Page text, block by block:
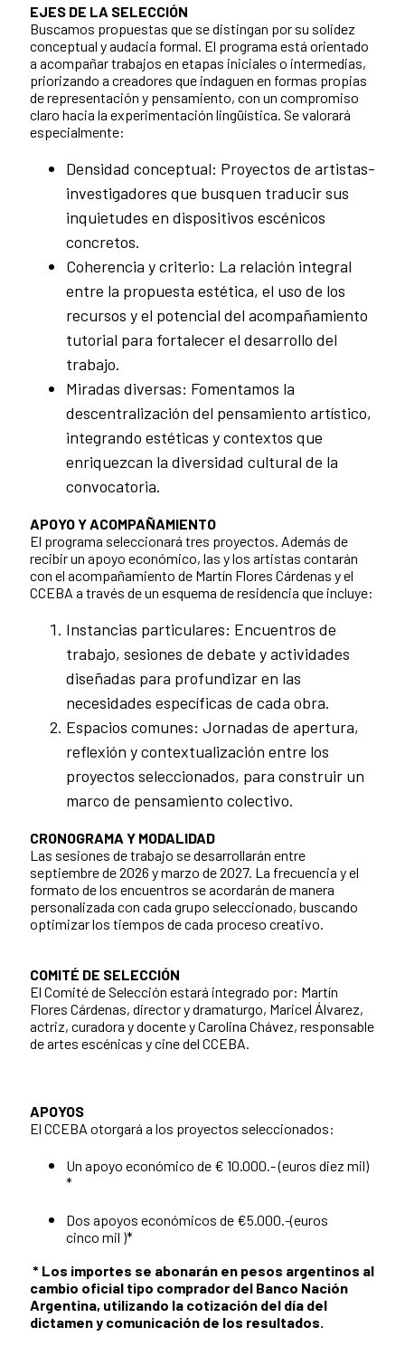
EJES DE LA SELECCIÓN
Buscamos propuestas que se distingan por su solidez
conceptual y audacia formal. El programa está orientado
a acompañar trabajos en etapas iniciales o intermedias,
priorizando a creadores que indaguen en formas propias
de representación y pensamiento, con un compromiso
claro hacia la experimentación lingüística. Se valorará
especialmente:
Densidad conceptual: Proyectos de artistas-
investigadores que busquen traducir sus
inquietudes en dispositivos escénicos
concretos.
Coherencia y criterio: La relación integral
entre la propuesta estética, el uso de los
recursos y el potencial del acompañamiento
tutorial para fortalecer el desarrollo del
trabajo.
Miradas diversas: Fomentamos la
descentralización del pensamiento artístico,
integrando estéticas y contextos que
enriquezcan la diversidad cultural de la
convocatoria.
APOYO Y ACOMPAÑAMIENTO
El programa seleccionará tres proyectos. Además de
recibir un apoyo económico, las y los artistas contarán
con el acompañamiento de Martín Flores Cárdenas y el
CCEBA a través de un esquema de residencia que incluye:
Instancias particulares: Encuentros de
trabajo, sesiones de debate y actividades
diseñadas para profundizar en las
necesidades específicas de cada obra.
Espacios comunes: Jornadas de apertura,
reflexión y contextualización entre los
proyectos seleccionados, para construir un
marco de pensamiento colectivo.
CRONOGRAMA Y MODALIDAD
Las sesiones de trabajo se desarrollarán entre
septiembre de 2026 y marzo de 2027. La frecuencia y el
formato de los encuentros se acordarán de manera
personalizada con cada grupo seleccionado, buscando
optimizar los tiempos de cada proceso creativo.
COMITÉ DE SELECCIÓN
El Comité de Selección estará integrado por: Martín
Flores Cárdenas, director y dramaturgo, Maricel Álvarez,
actriz, curadora y docente y Carolina Chávez, responsable
de artes escénicas y cine del CCEBA.
APOYOS
El CCEBA otorgará a los proyectos seleccionados:
Un apoyo económico de € 10.000.- (euros diez mil)
*
Dos apoyos económicos de €5.000.-(euros
cinco mil )*
* Los importes se abonarán en pesos argentinos al
cambio oficial tipo comprador del Banco Nación
Argentina, utilizando la cotización del día del
dictamen y comunicación de los resultados.